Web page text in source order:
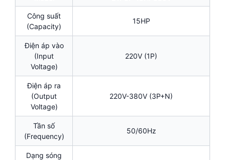
Công suất
(Capacity)
15HP
Điện áp vào
(Input
Voltage)
220V (1P)
Điện áp ra
(Output
Voltage)
220V-380V (3P+N)
Tần số
(Frequency)
50/60Hz
Dạng sóng